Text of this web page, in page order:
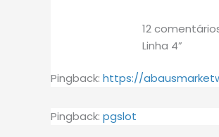
12
Linha 4”
Pingback: https://
Pingback: pgslot